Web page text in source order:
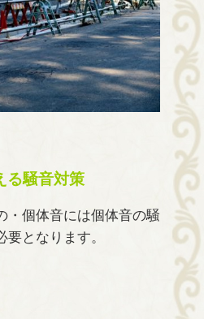
る騒音対策
・個体音には個体音の騒
となります。